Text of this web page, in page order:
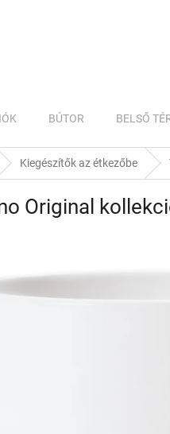
BÚTOR BELSŐ
Kiegészítők az étkezőbe
Original